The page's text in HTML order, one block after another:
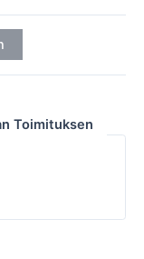
Toimituksen